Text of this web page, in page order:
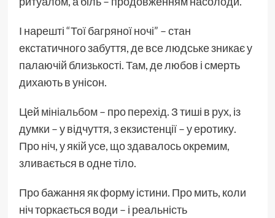
І нарешті “Тої багряної ночі” – стан
екстатичного забуття, де все людське зникає у
палаючій близькості. Там, де любов і смерть
дихають в унісон.
Цей мініальбом– про перехід. З тиші в рух, із
думки – у відчуття, з екзистенції – у еротику.
Про ніч, у якій усе, що здавалось окремим,
зливається в одне тіло.
Про бажання як форму істини. Про мить, коли
ніч торкається води – і реальність